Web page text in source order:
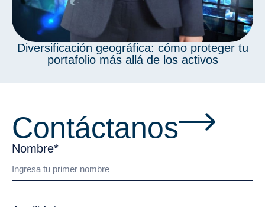
Diversificación geográfica: cómo proteger tu
portafolio más allá de los activos
Contáctanos
Nombre*